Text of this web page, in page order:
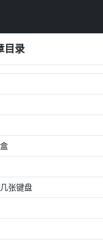
目录
张键盘